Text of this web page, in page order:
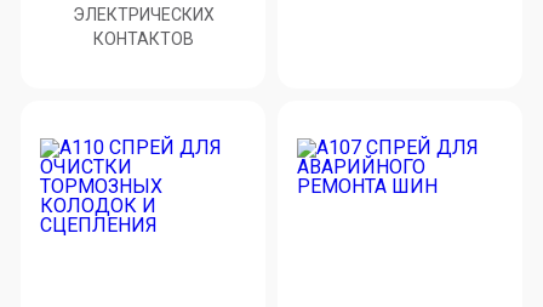
ЭЛЕКТРИЧЕСКИХ
КОНТАКТОВ